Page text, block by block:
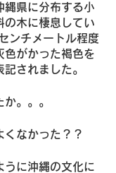
縄県に分布する小
の木に棲息してい
ンチメートル程度
色がかった褐色を
されました。
。。。
くなかった？？
うに沖縄の文化に